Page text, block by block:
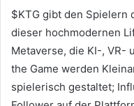
$KTG gibt den Spielern
dieser hochmodernen
Metaverse, die KI-, VR-
the Game werden
spielerisch gestaltet;